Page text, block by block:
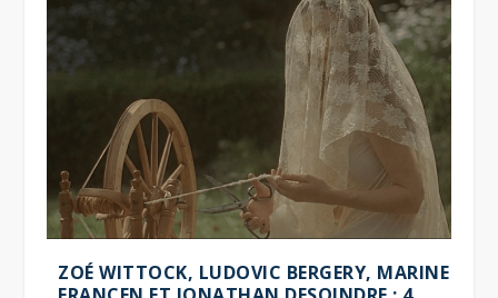
ZOÉ WITTOCK, LUDOVIC BERGERY, MARINE